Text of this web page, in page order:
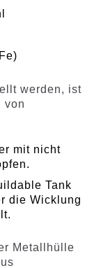
werden, ist
von
mit nicht
Tank
die Wicklung
Metallhülle